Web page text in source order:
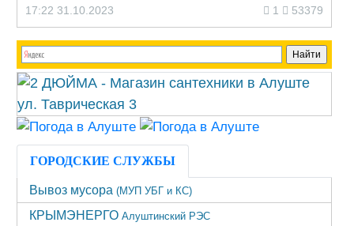
17:22 31.10.2023 1 53379
ГОРОДСКИЕ СЛУЖБЫ
Вывоз мусора (МУП УБГ и КС)
КРЫМЭНЕРГО Алуштинский РЭС